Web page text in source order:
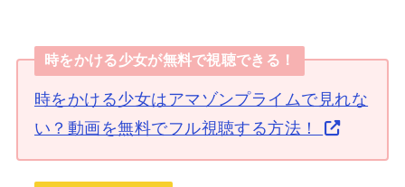
時をかける少女が無料で視聴できる！
時をかける少女はアマゾンプライムで見れな
い？動画を無料でフル視聴する方法！